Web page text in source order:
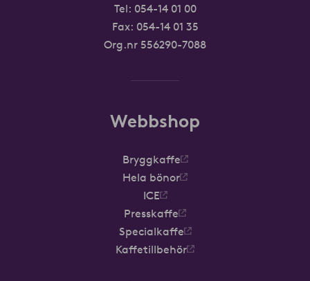
Tel: 054-14 01 00
Fax: 054-14 01 35
Org.nr 556290-7088
Webbshop
Bryggkaffe
Hela bönor
ICE
Presskaffe
Specialkaffe
Kaffetillbehör